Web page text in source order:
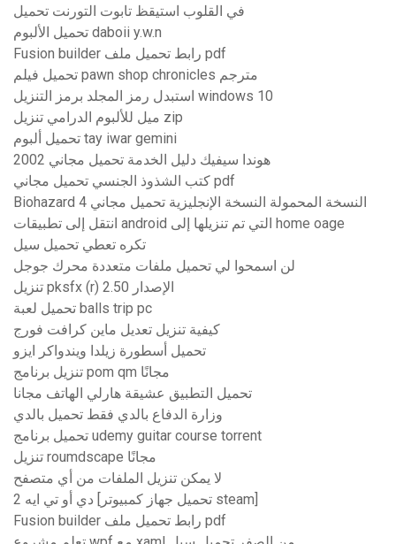
في القلوب استيقظ تابوت التورنت تحميل
تحميل الألبوم daboii y.w.n
Fusion builder رابط تحميل ملف pdf
تحميل فيلم pawn shop chronicles مترجم
استبدل رمز المجلد برمز التنزيل windows 10
ميل للألبوم الدرامي تنزيل zip
تحميل ألبوم tay iwar gemini
2002 هوندا سيفيك دليل الخدمة تحميل مجاني
كتب الشذوذ الجنسي تحميل مجاني pdf
Biohazard 4 النسخة المحمولة النسخة الإنجليزية تحميل مجاني
انتقل إلى تطبيقات android التي تم تنزيلها إلى home oage
تكره تعطي تحميل سيل
لن اسمحوا لي تحميل ملفات متعددة محرك جوجل
تنزيل pksfx (r) الإصدار 2.50
تحميل لعبة balls trip pc
كيفية تنزيل تعديل ماين كرافت فورج
تحميل أسطورة زيلدا ويندواكر ايزو
تنزيل برنامج pom qm مجانًا
تحميل التطبيق عشيقة هارلي الهاتف مجانا
وزارة الدفاع بالدي فقط تحميل بالدي
تحميل برنامج udemy guitar course torrent
تنزيل roumdscape مجانًا
لا يمكن تنزيل الملفات من أي متصفح
دي أو تي ايه 2 [تحميل جهاز كمبيوتر steam]
Fusion builder رابط تحميل ملف pdf